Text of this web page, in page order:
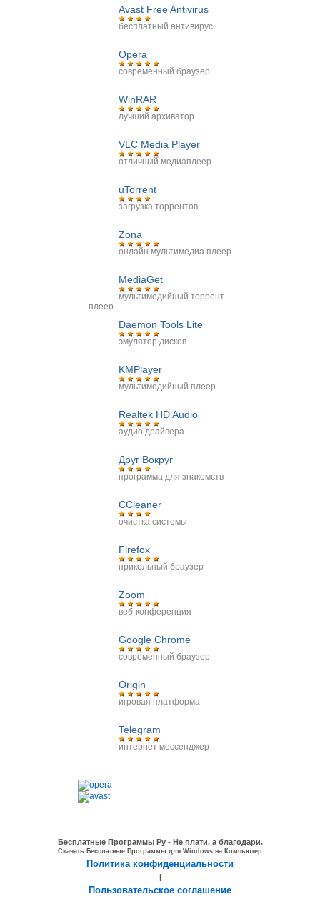
Avast Free Antivirus
бесплатный антивирус
Opera
современный браузер
WinRAR
лучший архиватор
VLC Media Player
отличный медиаплеер
uTorrent
загрузка торрентов
Zona
онлайн мультимедиа плеер
MediaGet
мультимедийный торрент
плеер
Daemon Tools Lite
эмулятор дисков
KMPlayer
мультимедийный плеер
Realtek HD Audio
аудио драйвера
Друг Вокруг
программа для знакомств
CCleaner
очистка системы
Firefox
прикольный браузер
Zoom
веб-конференция
Google Chrome
современный браузер
Origin
игровая платформа
Telegram
интернет мессенджер
Бесплатные Программы Ру - Не плати, а благодари.
Скачать Бесплатные Программы для Windows на Компьютер
Политика конфиденциальности
|
Пользовательское соглашение